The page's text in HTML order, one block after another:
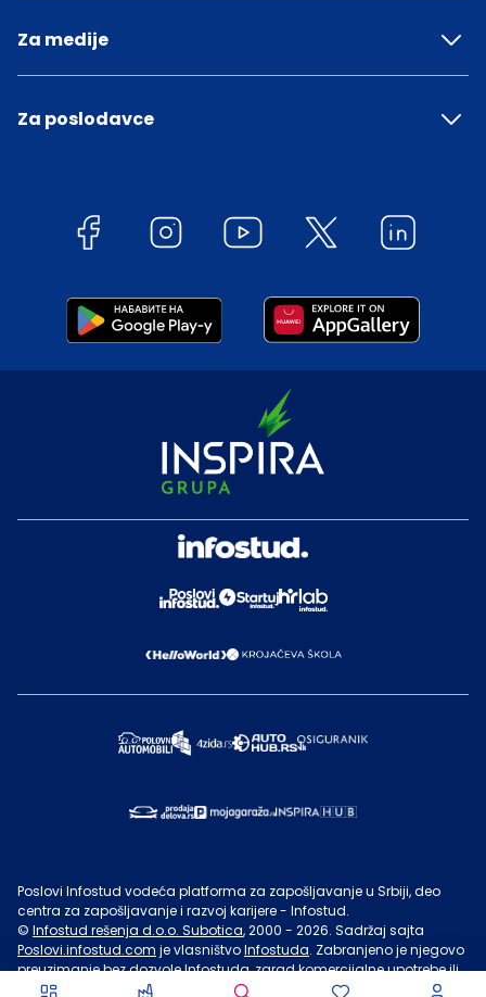
Za medije
Za poslodavce
Poslovi Infostud vodeća platforma za zapošljavanje u Srbiji, deo
centra za zapošljavanje i razvoj karijere - Infostud.
© Infostud rešenja d.o.o. Subotica, 2000 - 2026. Sadržaj sajta
Poslovi.infostud.com je vlasništvoInfostuda. Zabranjeno je njegovo
preuzimanje bez dozvoleInfostuda, zarad komercijalne upotrebe ili
u druge svrhe, osim za lične potrebe posetilaca sajta.